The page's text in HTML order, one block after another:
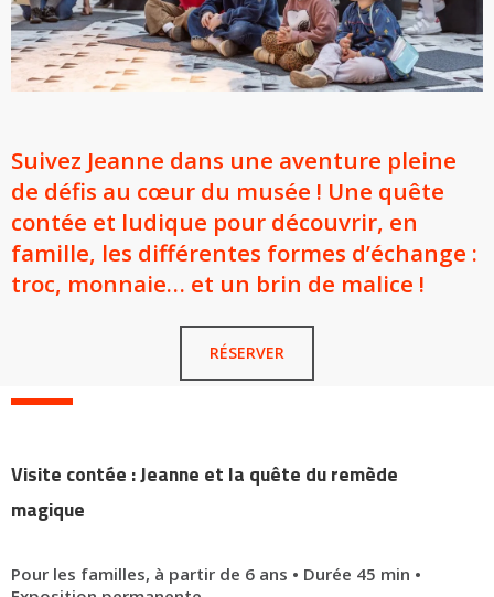
Suivez Jeanne dans une aventure pleine
de défis au cœur du musée ! Une quête
contée et ludique pour découvrir, en
famille, les différentes formes d’échange :
troc, monnaie… et un brin de malice !
RÉSERVER
Visite contée : Jeanne et la quête du remède
magique
Pour les familles, à partir de 6 ans • Durée 45 min •